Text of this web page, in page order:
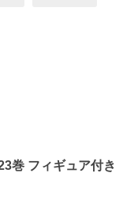
巻 フィギュア付き